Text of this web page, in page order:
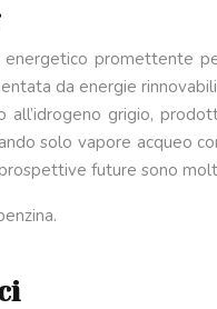
promettente
da energie
grigio,
solo vapore acqueo
future sono